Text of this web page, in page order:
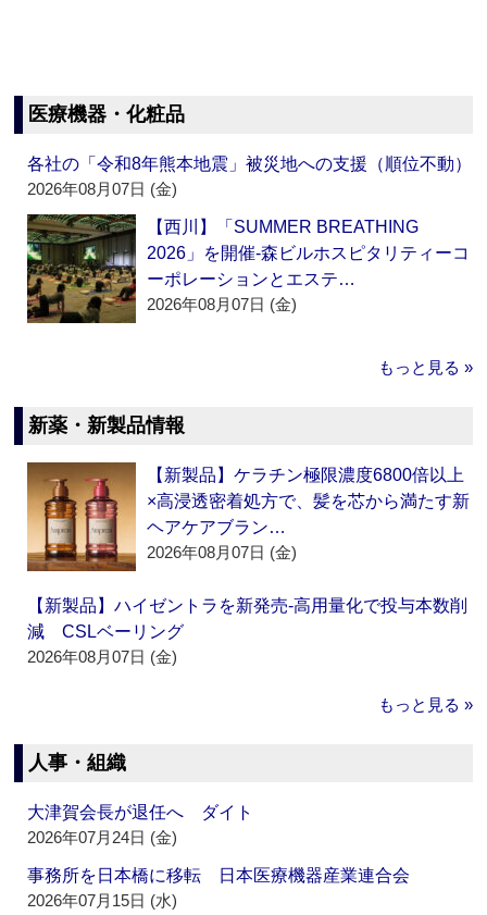
医療機器・化粧品
各社の「令和8年熊本地震」被災地への支援（順位不動）
2026年08月07日 (金)
【西川】「SUMMER BREATHING
2026」を開催‐森ビルホスピタリティーコ
ーポレーションとエステ…
2026年08月07日 (金)
もっと見る »
新薬・新製品情報
【新製品】ケラチン極限濃度6800倍以上
×高浸透密着処方で、髪を芯から満たす新
ヘアケアブラン…
2026年08月07日 (金)
【新製品】ハイゼントラを新発売‐高用量化で投与本数削
減 CSLベーリング
2026年08月07日 (金)
もっと見る »
人事・組織
大津賀会長が退任へ ダイト
2026年07月24日 (金)
事務所を日本橋に移転 日本医療機器産業連合会
2026年07月15日 (水)